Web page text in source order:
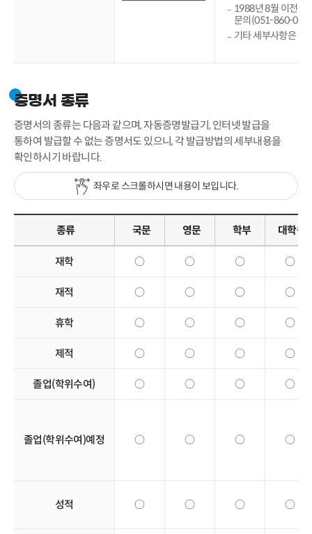
1988년 8월 이전 졸
문의(051-860-
기타 세부사항은 바
증명서 종류
증명서의 종류는 다음과 같으며, 자동증명발급기, 인터넷 발급을
통하여 발급할 수 없는 증명서도 있으니, 각 발급방법의 세부내용을
확인하시기 바랍니다.
좌우로 스크롤하시면 내용이 보입니다.
종류 국문 영문 학부 대학원
재학 ○ ○ ○ ○
재적 ○ ○ ○ ○
휴학 ○ ○ ○ ○
제적 ○ ○ ○ ○
졸업(학위수여) ○ ○ ○ ○
졸업(학위수여)예정 ○ ○ ○ ○
성적 ○ ○ ○ ○